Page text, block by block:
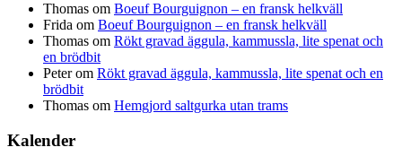
Thomas om Boeuf Bourguignon – en fransk helkväll
Frida om Boeuf Bourguignon – en fransk helkväll
Thomas om Rökt gravad äggula, kammussla, lite spenat och
en brödbit
Peterom Rökt gravad äggula, kammussla, lite spenat och en
brödbit
Thomas om Hemgjord saltgurka utan trams
Kalender